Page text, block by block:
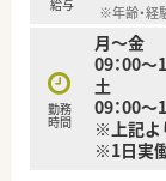
給与 ※年齢・経
勤務
時間
月～金
09：00～
土
09：00～
※上記よ
※1日実